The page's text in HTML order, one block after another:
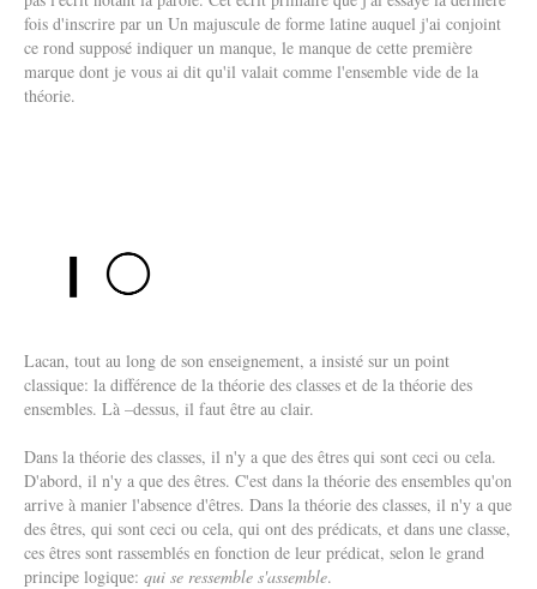
fois d'inscrire par un Un majuscule de forme latine auquel j'ai conjoint
ce rond supposé indiquer un manque, le manque de cette première
marque dont je vous ai dit qu'il valait comme l'ensemble vide de la
théorie.
Lacan, tout au long de son enseignement, a insisté sur un point
classique: la différence de la théorie des classes et de la théorie des
ensembles. Là –dessus, il faut être au clair.
Dans la théorie des classes, il n'y a que des êtres qui sont ceci ou cela.
D'abord, il n'y a que des êtres. C'est dans la théorie des ensembles qu'on
arrive à manier l'absence d'êtres. Dans la théorie des classes, il n'y a que
des êtres, qui sont ceci ou cela, qui ont des prédicats, et dans une classe,
ces êtres sont rassemblés en fonction de leur prédicat, selon le grand
principe logique: qui se ressemble s'assemble.